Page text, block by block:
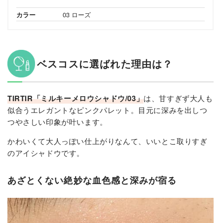
カラー 03 ローズ
ベスコスに選ばれた理由は？
TIRTIR「ミルキーメロウシャドウ/03」は、甘すぎず大人も
似合うエレガントなピンクパレット。目元に深みを出しつ
つやさしい印象が叶います。
かわいくて大人っぽい仕上がりなんて、いいとこ取りすぎ
のアイシャドウです。
あざとくない絶妙な血色感と深みが宿る